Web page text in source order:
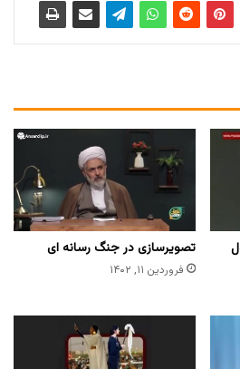
تصویرسازی در جنگ رسانه ای
فروردین ۱۱, ۱۴۰۲